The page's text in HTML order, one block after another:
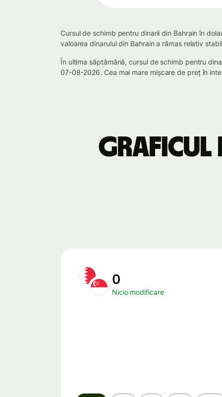
Cursul de schimb pentru dinarii din Bahrain în
valoarea dinarului din Bahrain a rămas relativ
În ultima săptămână, cursul de schimb pentru
07-08-2026. Cea mai mare mișcare de preț în
Graficul
0
Nicio modificare